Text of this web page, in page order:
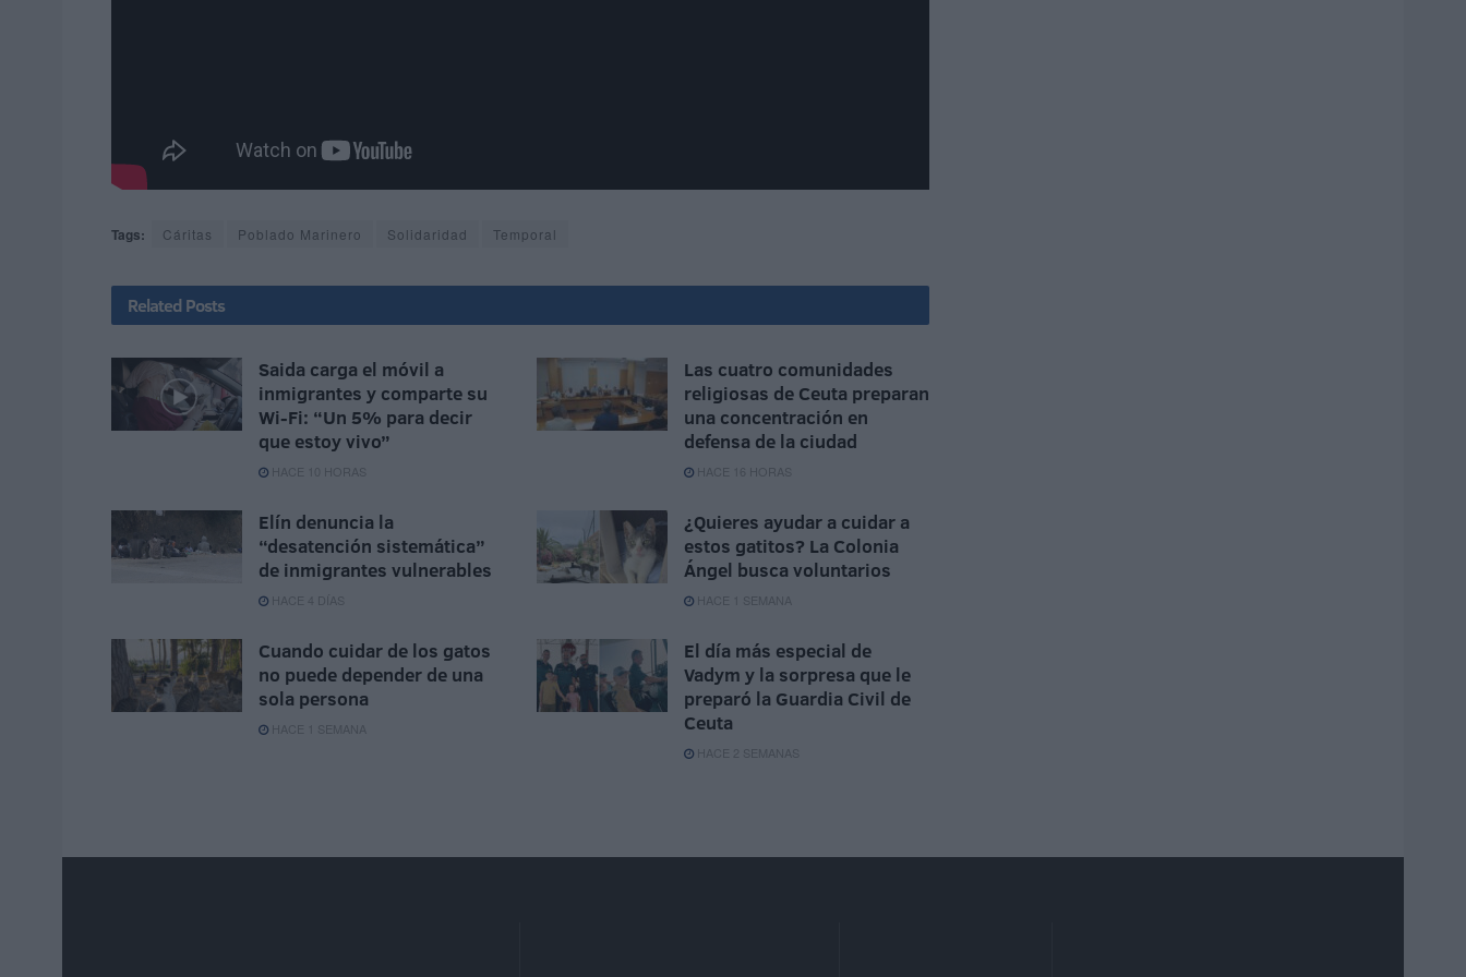
Tags: Cáritas Poblado Marinero Solidaridad Temporal
Related Posts
Saida carga el móvil a
inmigrantes y comparte su
Wi-Fi: “Un 5% para decir
que estoy vivo”
HACE 10 HORAS
Las cuatro comunidades
religiosas de Ceuta preparan
una concentración en
defensa de la ciudad
HACE 16 HORAS
Elín denuncia la
“desatención sistemática”
de inmigrantes vulnerables
HACE 4 DÍAS
¿Quieres ayudar a cuidar a
estos gatitos? La Colonia
Ángel busca voluntarios
HACE 1 SEMANA
Cuando cuidar de los gatos
no puede depender de una
sola persona
HACE 1 SEMANA
El día más especial de
Vadym y la sorpresa que le
preparó la Guardia Civil de
Ceuta
HACE 2 SEMANAS